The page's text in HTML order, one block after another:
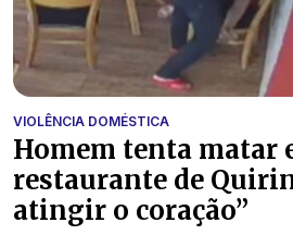
VIOLÊNCIA DOMÉSTICA
Homem tenta matar
restaurante de
atingir o coração”